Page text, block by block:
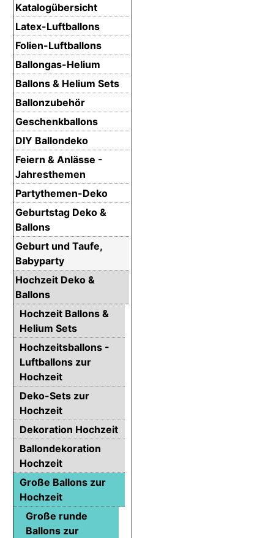
Katalogübersicht
Latex-Luftballons
Folien-Luftballons
Ballongas-Helium
Ballons & Helium Sets
Ballonzubehör
Geschenkballons
DIY Ballondeko
Feiern & Anlässe -
Jahresthemen
Partythemen-Deko
Geburtstag Deko &
Ballons
Geburt und Taufe,
Babyparty
Hochzeit Deko &
Ballons
Hochzeit Ballons &
Helium Sets
Hochzeitsballons -
Luftballons zur
Hochzeit
Deko-Sets zur
Hochzeit
Dekoration Hochzeit
Ballondekoration
Hochzeit
Große Ballons zur
Hochzeit
Große runde
Ballons zur